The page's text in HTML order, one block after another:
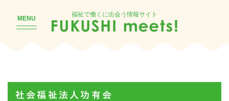
MENU
福祉で働くに出会う情報サイト
社会福祉法人功有会